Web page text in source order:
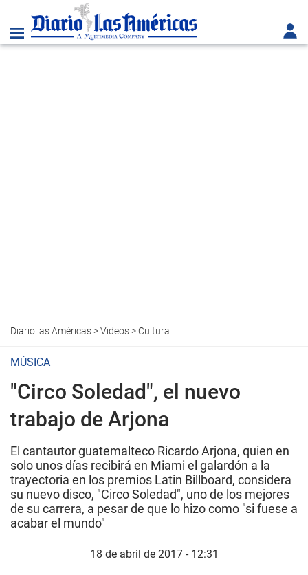
Diario las Américas>Videos> Cultura
MÚSICA
"Circo Soledad", el nuevo
trabajo de Arjona
El cantautor guatemalteco Ricardo Arjona, quien en
solo unos días recibirá en Miami el galardón a la
trayectoria en los premios Latin Billboard, considera
su nuevo disco, "Circo Soledad", uno de los mejores
de su carrera, a pesar de que lo hizo como "si fuese a
acabar el mundo"
18 de abril de 2017 - 12:31